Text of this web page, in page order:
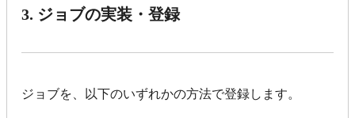
3. ジョブの実装・登録
ジョブを、以下のいずれかの方法で登録します。